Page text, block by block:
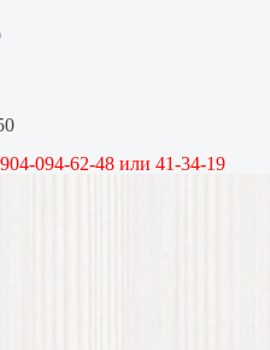
094-62-48 или 41-34-19